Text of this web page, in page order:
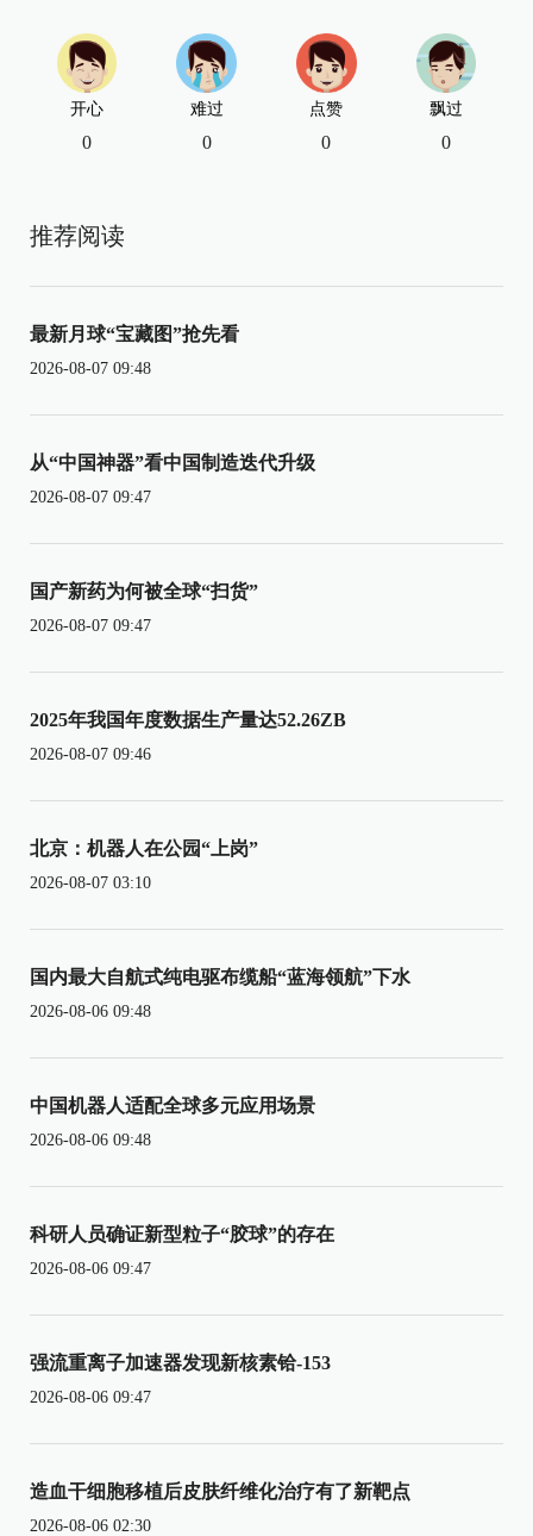
开心
0
难过
0
点赞
0
飘过
0
推荐阅读
最新月球“宝藏图”抢先看
2026-08-07 09:48
从“中国神器”看中国制造迭代升级
2026-08-07 09:47
国产新药为何被全球“扫货”
2026-08-07 09:47
2025年我国年度数据生产量达52.26ZB
2026-08-07 09:46
北京：机器人在公园“上岗”
2026-08-07 03:10
国内最大自航式纯电驱布缆船“蓝海领航”下水
2026-08-06 09:48
中国机器人适配全球多元应用场景
2026-08-06 09:48
科研人员确证新型粒子“胶球”的存在
2026-08-06 09:47
强流重离子加速器发现新核素铪-153
2026-08-06 09:47
造血干细胞移植后皮肤纤维化治疗有了新靶点
2026-08-06 02:30